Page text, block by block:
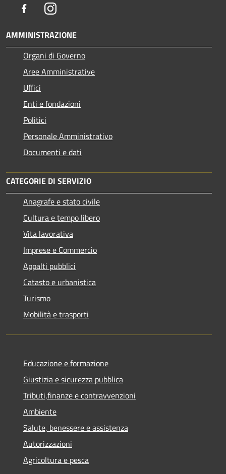
FacebookInstagram
AMMINISTRAZIONE
Organi di Governo
Aree Amministrative
Uffici
Enti e fondazioni
Politici
Personale Amministrativo
Documenti e dati
CATEGORIE DI SERVIZIO
Anagrafe e stato civile
Cultura e tempo libero
Vita lavorativa
Imprese e Commercio
Appalti pubblici
Catasto e urbanistica
Turismo
Mobilità e trasporti
Educazione e formazione
Giustizia e sicurezza pubblica
Tributi,finanze e contravvenzioni
Ambiente
Salute, benessere e assistenza
Autorizzazioni
Agricoltura e pesca